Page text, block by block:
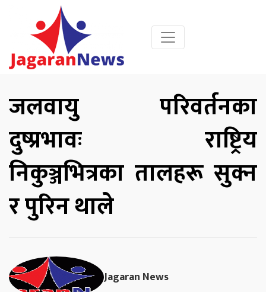
जलवायु परिवर्तनका
दुष्प्रभावः राष्ट्रिय
निकुञ्जभित्रका तालहरू सुक्न
र पुरिन थाले
Jagaran News